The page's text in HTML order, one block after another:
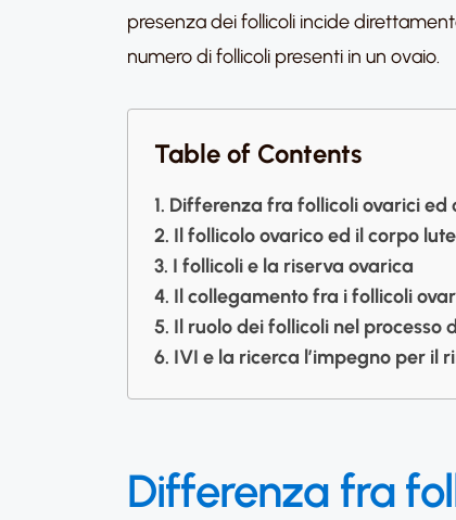
presenza dei follicoli incide
numero di follicoli presenti in un ovaio.
Table of Contents
Differenza fra follicoli ovarici ed
Il follicolo ovarico ed il corpo
I follicoli e la riserva ovarica
Il collegamento fra i follicoli
Il ruolo dei follicoli nel processo
IVI e la ricerca l’impegno per il
Differenza fra